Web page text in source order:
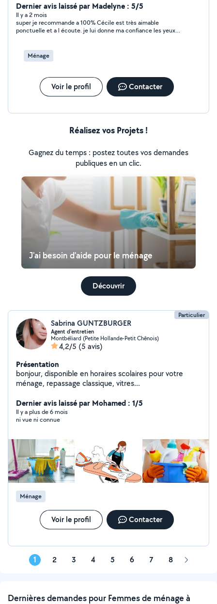
compétences complémentaires, nous proposons des
services variés avec soin, efficacité et bonne humeur.
Ménage et entretien Aide au déménagement Jardinage
et petits travaux Garde d'animaux Courses et aide à
aux personnes âgées Pourquoi nous choisir ? Couple
fiable et ponctuel Travail soigné et appliqué Bon
raisonnables Nous accordons beaucoup d'importance à
la confiance, au respect et à la satisfaction des
contacter pour discuter de vos besoins, nous
Dernier avis laissé par Madelyne : 5/5
Il y a 2 mois
super je recommande a 100% Cécile est très aimable
ponctuelle et a l écoute. je lui donne ma confiance les yeux
Ménage
Voir le profil Contacter
Réalisez vos Projets !
Gagnez du temps : postez toutes vos demandes
publiques en un clic.
J'ai besoin d'aide pour le ménage
Découvrir
Particulier
Sabrina GUNTZBURGER
Agent d'entretien
Montbéliard (Petite Hollande-Petit Chênois)
4,2/5 (5 avis)
Présentation
bonjour, disponible en horaires scolaires pour votre
ménage, repassage classique, vitres...
Dernier avis laissé par Mohamed : 1/5
Il y a plus de 6 mois
ni vue ni connue
Ménage
Voir le profil Contacter
1 2 3 4 5 6 7 8 Page
Dernières demandes pour Femmes de ménage à